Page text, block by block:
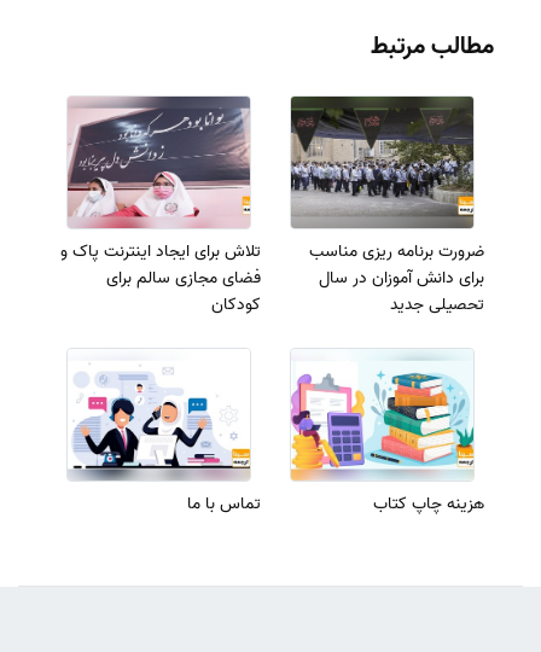
مطالب مرتبط
ضرورت برنامه ریزی مناسب
برای دانش آموزان در سال
تحصیلی جدید
تلاش برای ایجاد اینترنت پاک و
فضای مجازی سالم برای
کودکان
هزینه چاپ کتاب تماس با ما